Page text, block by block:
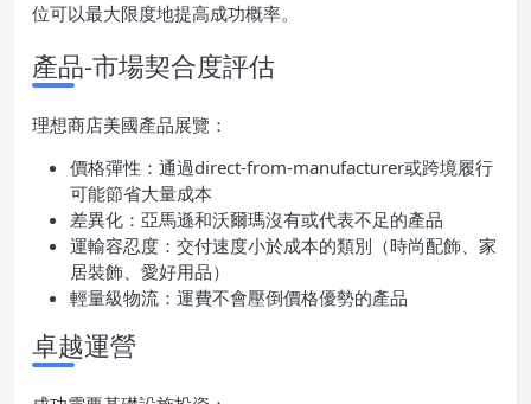
位可以最大限度地提高成功概率。
產品-市場契合度評估
理想商店美國產品展覽：
價格彈性：通過direct-from-manufacturer或跨境履行
可能節省大量成本
差異化：亞馬遜和沃爾瑪沒有或代表不足的產品
運輸容忍度：交付速度小於成本的類別（時尚配飾、家
居裝飾、愛好用品）
輕量級物流：運費不會壓倒價格優勢的產品
卓越運營